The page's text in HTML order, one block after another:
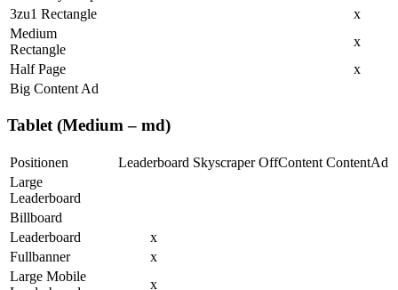
3zu1 Rectangle
x
Medium
Rectangle
x
Half Page
x
Big Content Ad
Tablet (Medium – md)
Positionen Leaderboard Skyscraper OffContent ContentAd
Large
Leaderboard
Billboard
Leaderboard
x
Fullbanner
x
Large Mobile
x